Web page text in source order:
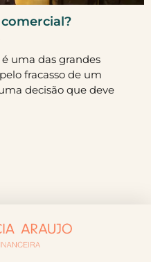
uma das grandes
fracasso de um
decisão que deve